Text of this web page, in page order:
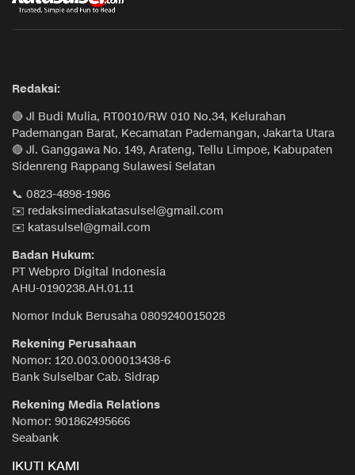
Redaksi:
🔴 Jl Budi Mulia, RT0010/RW 010 No.34, Kelurahan
Pademangan Barat, Kecamatan Pademangan, Jakarta Utara
🔴 Jl. Ganggawa No. 149, Arateng, Tellu Limpoe, Kabupaten
Sidenreng Rappang Sulawesi Selatan
📞 0823-4898-1986
✉️ redaksimediakatasulsel@gmail.com
✉️ katasulsel@gmail.com
Badan Hukum:
PT Webpro Digital Indonesia
AHU-0190238.AH.01.11
Nomor Induk Berusaha 0809240015028
Rekening Perusahaan
Nomor: 120.003.000013438-6
Bank Sulselbar Cab. Sidrap
Rekening Media Relations
Nomor: 901862495666
Seabank
IKUTI KAMI